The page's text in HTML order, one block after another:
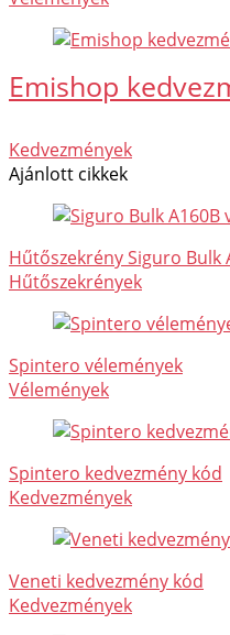
Emishop
Kedvezmények
Ajánlott cikkek
Hűtőszekrény Siguro Bulk
Hűtőszekrények
Spintero vélemények
Vélemények
Spintero kedvezmény kód
Kedvezmények
Veneti kedvezmény kód
Kedvezmények